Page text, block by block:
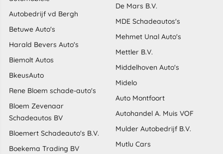
Autobedrijf vd Bergh
Betuwe Auto's
Harald Bevers Auto's
Biemolt Autos
BkeusAuto
Rene Bloem schade-auto's
Bloem Zevenaar
Schadeautos BV
Bloemert Schadeauto's B.V.
Boekema Trading BV
De Mars B.V.
MDE Schadeautos's
Mehmet Unal Auto's
Mettler B.V.
Middelhoven Auto's
Midelo
Auto Montfoort
Autohandel A. Muis VOF
Mulder Autobedrijf B.V.
Mutlu Cars